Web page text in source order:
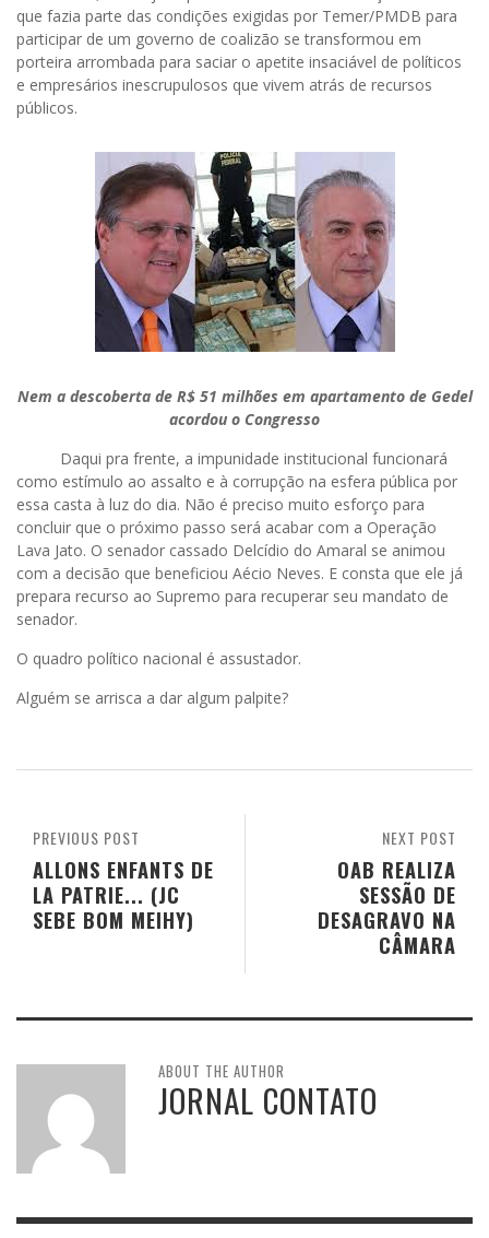
que fazia parte das condições exigidas por Temer/PMDB para
participar de um governo de coalizão se transformou em
porteira arrombada para saciar o apetite insaciável de políticos
e empresários inescrupulosos que vivem atrás de recursos
públicos.
Nem a descoberta de R$ 51 milhões em apartamento de Gedel
acordou o Congresso
Daqui pra frente, a impunidade institucional funcionará
como estímulo ao assalto e à corrupção na esfera pública por
essa casta à luz do dia. Não é preciso muito esforço para
concluir que o próximo passo será acabar com a Operação
Lava Jato. O senador cassado Delcídio do Amaral se animou
com a decisão que beneficiou Aécio Neves. E consta que ele já
prepara recurso ao Supremo para recuperar seu mandato de
senador.
O quadro político nacional é assustador.
Alguém se arrisca a dar algum palpite?
NEXT POST
OAB REALIZA
SESSÃO DE
DESAGRAVO NA
CÂMARA
PREVIOUS POST
ALLONS ENFANTS DE
LA PATRIE... (JC
SEBE BOM MEIHY)
ABOUT THE AUTHOR
JORNAL CONTATO